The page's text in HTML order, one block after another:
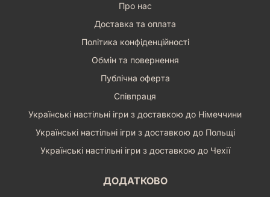
Про нас
Доставка та оплата
Політика конфіденційності
Обмін та повернення
Публічна оферта
Співпраця
Українські настільні ігри з доставкою до Німеччини
Українські настільні ігри з доставкою до Польщі
Українські настільні ігри з доставкою до Чехії
ДОДАТКОВО